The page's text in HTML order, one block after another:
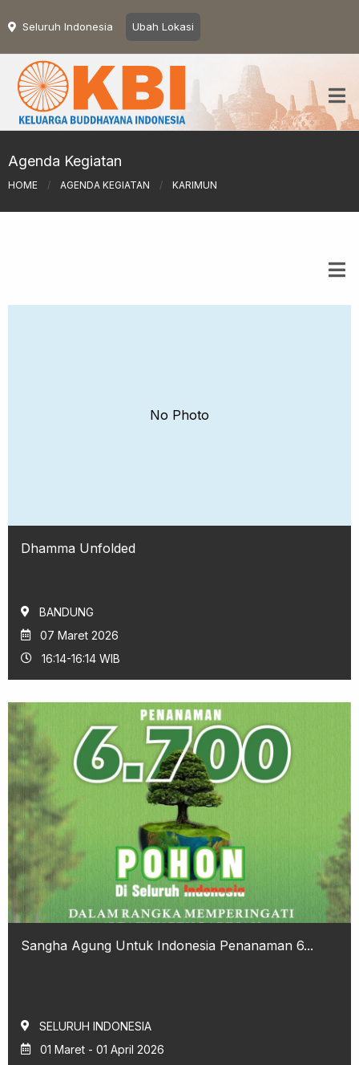
Seluruh Indonesia Ubah Lokasi
Agenda Kegiatan
HOME / AGENDA KEGIATAN / KARIMUN
No Photo
Dhamma Unfolded
BANDUNG
07 Maret 2026
16:14-16:14 WIB
Sangha Agung Untuk Indonesia Penanaman 6...
SELURUH INDONESIA
01 Maret - 01 April 2026